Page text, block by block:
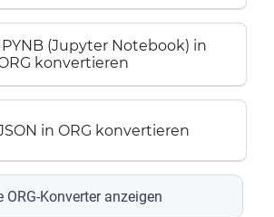
(Jupyter Notebook) in
konvertieren
in ORG konvertieren
ORG-Konverter anzeigen